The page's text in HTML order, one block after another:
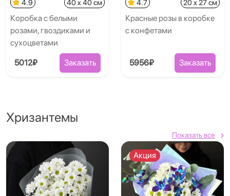
4.9 40 x 40 см
Коробка с белыми
розами, гвоздиками и
сухоцветами
5012₽ Заказать
4.7 20 x 27 см
Красные розы в коробке
с конфетами
5956₽ Заказать
Хризантемы
Показать все
Акция